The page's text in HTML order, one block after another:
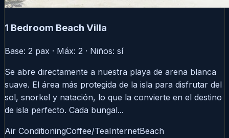
1 Bedroom Beach Villa
Base: 2 pax · Máx: 2 · Niños: sí
Se abre directamente a nuestra playa de arena blanca
suave. El área más protegida de la isla para disfrutar del
sol, snorkel y natación, lo que la convierte en el destino
de isla perfecto. Cada bungal...
Air ConditioningCoffee/TeaInternetBeach